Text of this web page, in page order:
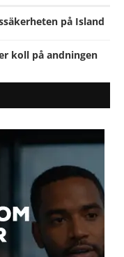
på Island
koll på andningen